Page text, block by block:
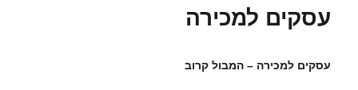
עסקים למכירה
עסקים למכירה – המבול קרוב